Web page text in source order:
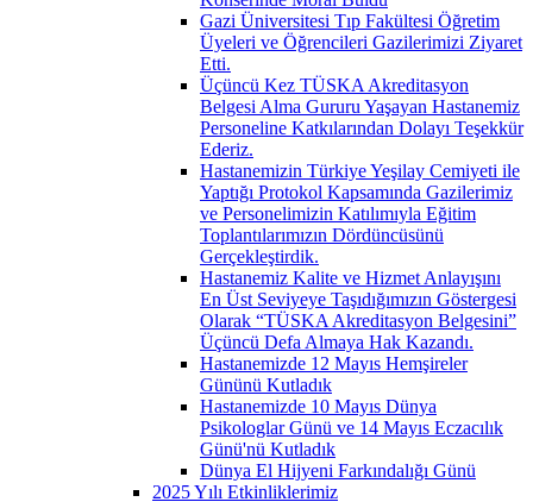
Gazi Üniversitesi Tıp Fakültesi Öğretim
Üyeleri ve Öğrencileri Gazilerimizi Ziyaret
Etti.
Üçüncü Kez TÜSKA Akreditasyon
Belgesi Alma Gururu Yaşayan Hastanemiz
Personeline Katkılarından Dolayı Teşekkür
Ederiz.
Hastanemizin Türkiye Yeşilay Cemiyeti ile
Yaptığı Protokol Kapsamında Gazilerimiz
ve Personelimizin Katılımıyla Eğitim
Toplantılarımızın Dördüncüsünü
Gerçekleştirdik.
Hastanemiz Kalite ve Hizmet Anlayışını
En Üst Seviyeye Taşıdığımızın Göstergesi
Olarak “TÜSKA Akreditasyon Belgesini”
Üçüncü Defa Almaya Hak Kazandı.
Hastanemizde 12 Mayıs Hemşireler
Gününü Kutladık
Hastanemizde 10 Mayıs Dünya
Psikologlar Günü ve 14 Mayıs Eczacılık
Günü'nü Kutladık
Dünya El Hijyeni Farkındalığı Günü
2025 Yılı Etkinliklerimiz